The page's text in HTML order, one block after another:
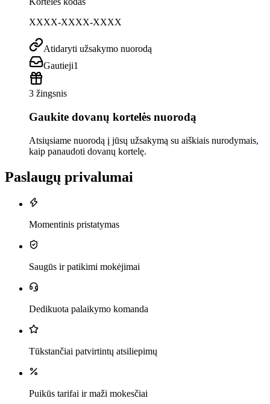
XXXX-XXXX-XXXX
Atidaryti užsakymo nuorodą
Gautieji1
3 žingsnis
Gaukite dovanų kortelės nuorodą
Atsiųsiame nuorodą į jūsų užsakymą su aiškiais nurodymais,
kaip panaudoti dovanų kortelę.
Paslaugų privalumai
Momentinis pristatymas
Saugūs ir patikimi mokėjimai
Dedikuota palaikymo komanda
Tūkstančiai patvirtintų atsiliepimų
Puikūs tarifai ir maži mokesčiai